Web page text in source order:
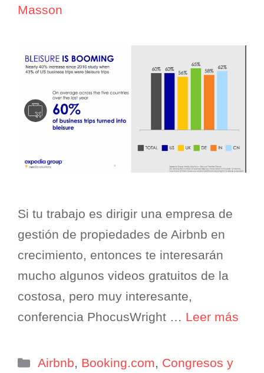
Masson
Si tu trabajo es dirigir una empresa de
gestión de propiedades de Airbnb en
crecimiento, entonces te interesarán
mucho algunos videos gratuitos de la
costosa, pero muy interesante,
conferencia PhocusWright … Leer más
Categorías
Airbnb, Booking.com, Congresos y